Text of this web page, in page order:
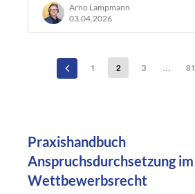
regelmäßig gerichtlich…
Arno Lampmann
03.04.2026
1 2 3 … 81
Praxishandbuch
Anspruchsdurchsetzung im
Wettbewerbsrecht